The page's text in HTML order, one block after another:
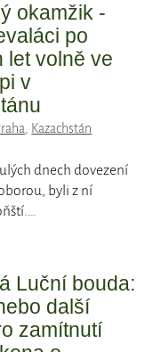
okamžik -
po
let volně ve
v
, Kazachstán
dnech dovezení
byli z ní
Luční bouda:
další
zamítnutí